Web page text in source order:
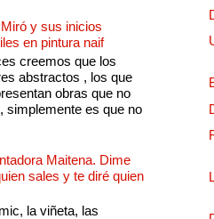
y sus inicios
en pintura naif
creemos que los
abstractos , los que
obras que no
simplemente es que no
Maitena. Dime
sales y te diré quien
la viñeta, las